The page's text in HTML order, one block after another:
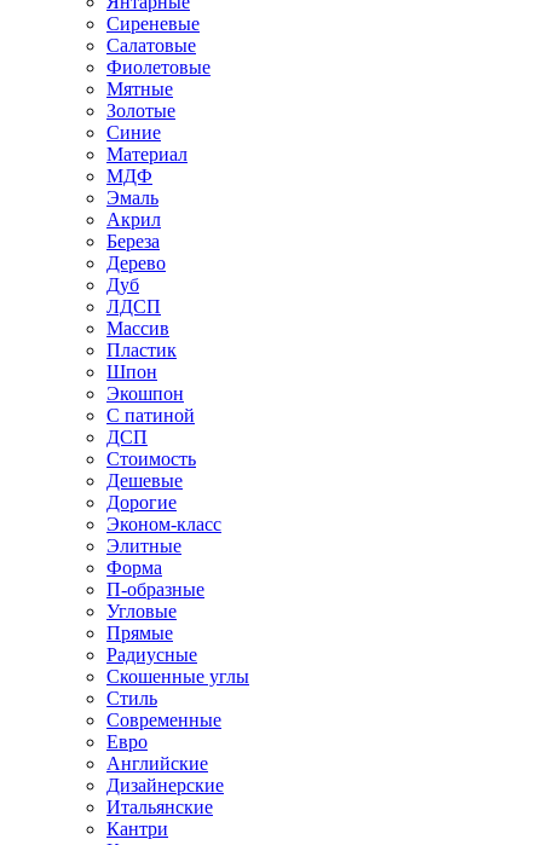
Сиреневые
Салатовые
Фиолетовые
Мятные
Золотые
Синие
Материал
МДФ
Эмаль
Акрил
Береза
Дерево
Дуб
ЛДСП
Массив
Пластик
Шпон
Экошпон
С патиной
ДСП
Стоимость
Дешевые
Дорогие
Эконом-класс
Элитные
Форма
П-образные
Угловые
Прямые
Радиусные
Скошенные углы
Стиль
Современные
Евро
Английские
Дизайнерские
Итальянские
Кантри